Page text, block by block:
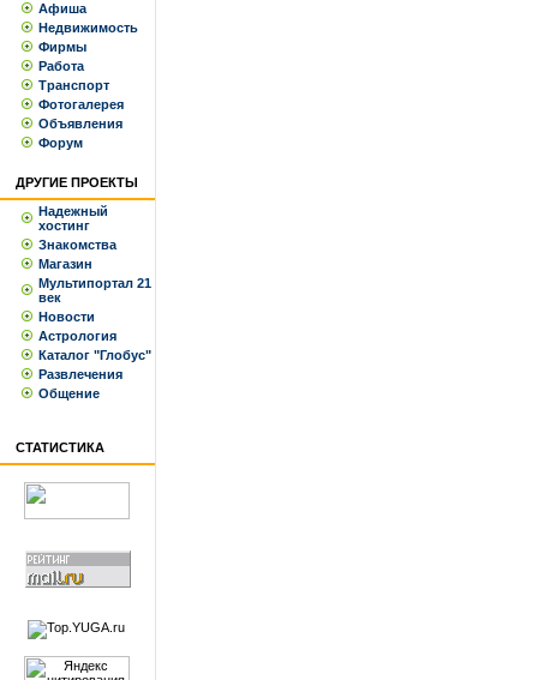
Афиша
Недвижимость
Фирмы
Работа
Транспорт
Фотогалерея
Объявления
Форум
ДРУГИЕ ПРОЕКТЫ
Надежный
хостинг
Знакомства
Магазин
Мультипортал 21
век
Новости
Астрология
Каталог "Глобус"
Развлечения
Общение
СТАТИСТИКА